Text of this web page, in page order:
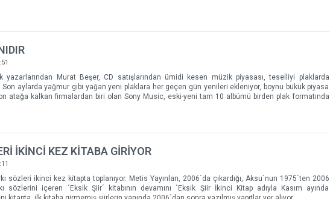
yazarlarından Murat Beşer, CD satışlarından ümidi kesen müzik piyasası, teselliyi plaklarda
Son aylarda yağmur gibi yağan yeni plaklara her geçen gün yenileri ekleniyor, boynu bükük piyasa
atağa kalkan firmalardan biri olan Sony Music, eski-yeni tam 10 albümü birden plak formatında
İKİNCİ KEZ KİTABA GİRİYOR
sözleri ikinci kez kitapta toplanıyor. Metis Yayınları, 2006´da çıkardığı, Aksu´nun 1975´ten 2006
sözlerini içeren ´Eksik Şiir´ kitabının devamını ´Eksik Şiir İkinci Kitap adıyla Kasım ayında